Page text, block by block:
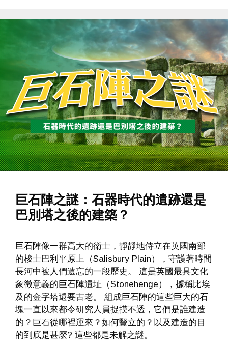
巨石陣之謎：石器時代的遺跡還是
巴別塔之後的建築？
巨石陣像一群高大的衛士，靜靜地侍立在英國南部
的梭士巴利平原上（Salisbury Plain），守護著時間
長河中被人們遺忘的一段歷史。 這是英國最具文化
象徵意義的巨石陣遺址（Stonehenge），據稱比埃
及的金字塔還要古老。 組成巨石陣的這些巨大的石
塊一直以來都令研究人員捉摸不透，它們是誰建造
的？巨石從哪裡運來？如何豎立的？以及建造的目
的到底是甚麼? 這些都是未解之謎。